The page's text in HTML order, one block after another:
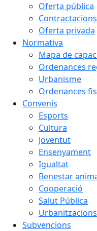
Oferta pública
Oferta privada
Normativa
Mapa de
Ordenances
Urbanisme
Ordenances
Convenis
Esports
Cultura
Joventut
Ensenyament
Igualtat
Benestar
Cooperació
Salut Pública
Urbanitzacions
Subvencions